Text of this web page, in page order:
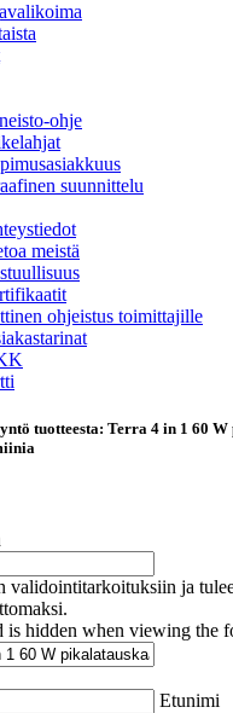
ohje
suunnittelu
meistä
ohjeistus toimittajille
tuotteesta: Terra 4 in 1 60
validointitarkoituksiin ja
is hidden when viewing the
Etunimi